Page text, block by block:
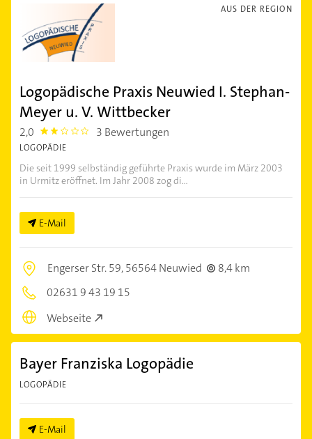
AUS DER REGION
Logopädische Praxis Neuwied I. Stephan-
Meyer u. V. Wittbecker
2,0 2.0 3 Bewertungen
LOGOPÄDIE
Die seit 1999 selbständig geführte Praxis wurde im März 2003
in Urmitz eröffnet. Im Jahr 2008 zog di...
E-Mail
Engerser Str. 59,56564 Neuwied
8,4 km
02631 9 43 19 15
Webseite
Bayer Franziska Logopädie
LOGOPÄDIE
E-Mail